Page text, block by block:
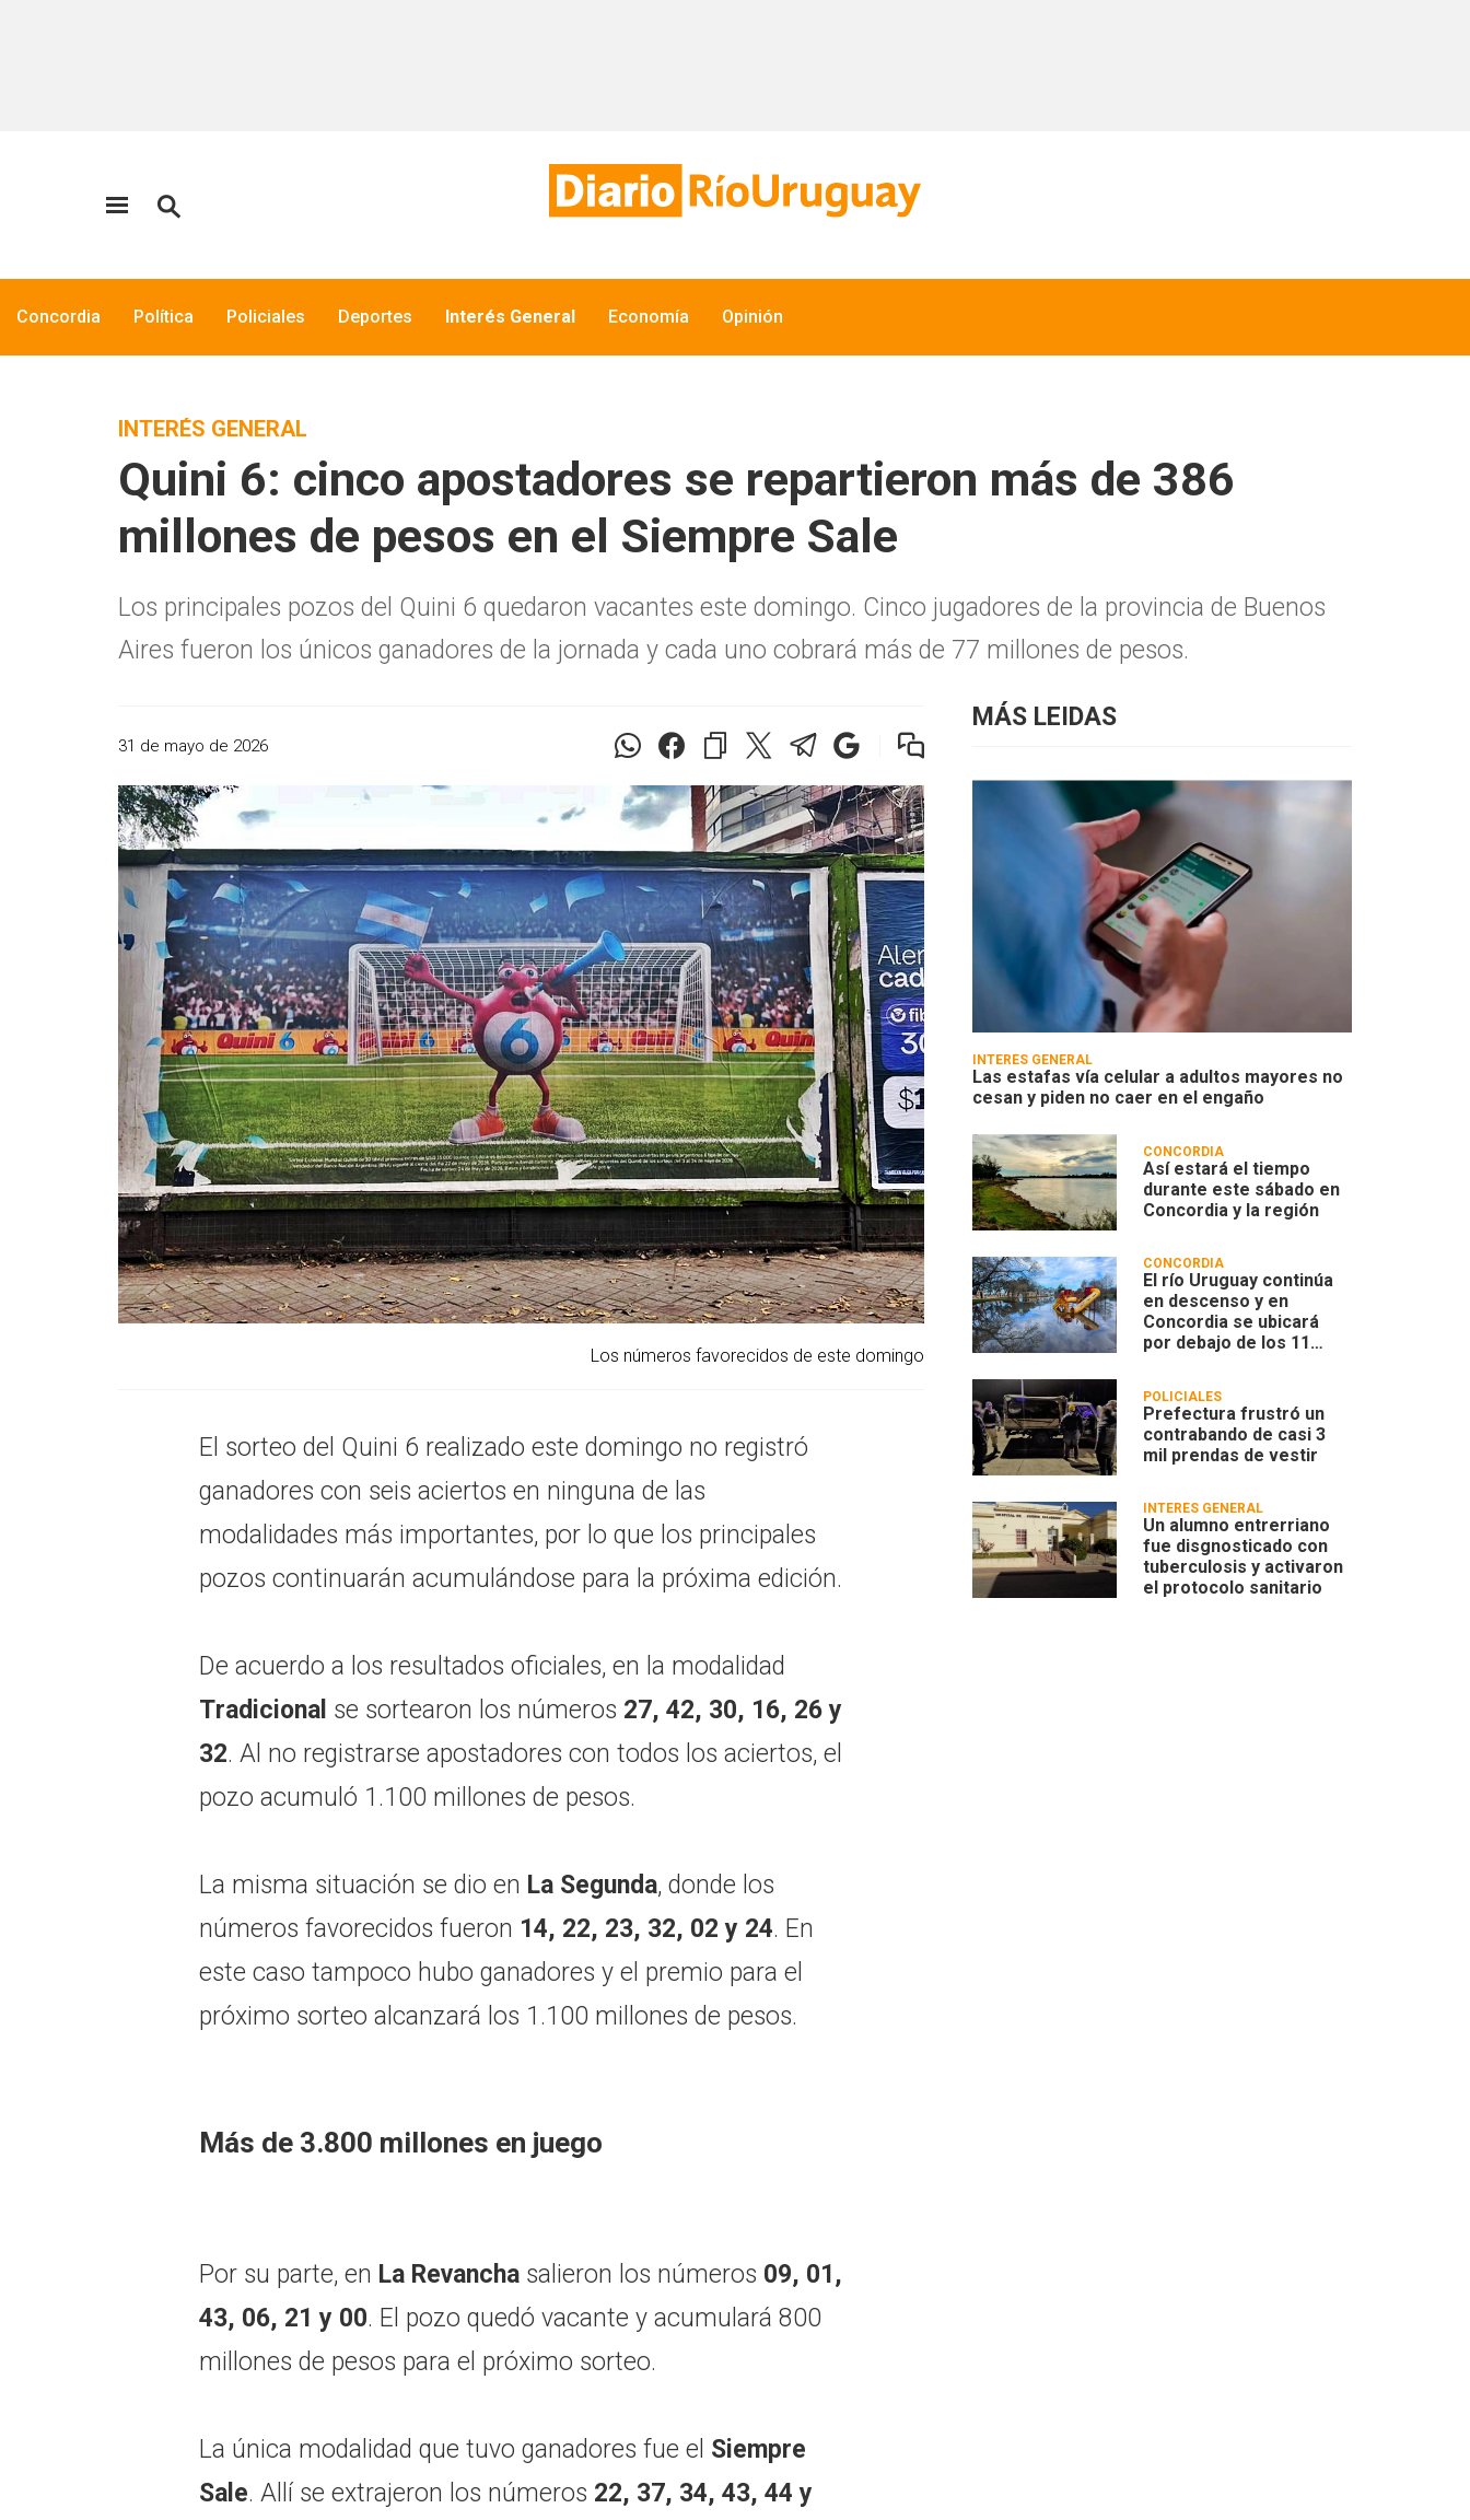
Concordia Política Policiales Deportes Interés General Economía Opinión
INTERÉS GENERAL
Quini 6: cinco apostadores se repartieron más de 386
millones de pesos en el Siempre Sale
Los principales pozos del Quini 6 quedaron vacantes este domingo. Cinco jugadores de la provincia de Buenos
Aires fueron los únicos ganadores de la jornada y cada uno cobrará más de 77 millones de pesos.
31 de mayo de 2026
Los números favorecidos de este domingo
El sorteo del Quini 6 realizado este domingo no registró
ganadores con seis aciertos en ninguna de las
modalidades más importantes, por lo que los principales
pozos continuarán acumulándose para la próxima edición.
De acuerdo a los resultados oficiales, en la modalidad
Tradicional se sortearon los números 27, 42, 30, 16, 26 y
32. Al no registrarse apostadores con todos los aciertos, el
pozo acumuló 1.100 millones de pesos.
La misma situación se dio en La Segunda, donde los
números favorecidos fueron 14, 22, 23, 32, 02 y 24. En
este caso tampoco hubo ganadores y el premio para el
próximo sorteo alcanzará los 1.100 millones de pesos.
Más de 3.800 millones en juego
Por su parte, en La Revancha salieron los números 09, 01,
43, 06, 21 y 00. El pozo quedó vacante y acumulará 800
millones de pesos para el próximo sorteo.
La única modalidad que tuvo ganadores fue el Siempre
Sale. Allí se extrajeron los números 22, 37, 34, 43, 44 y
MÁS LEIDAS
INTERÉS GENERAL
Las estafas vía celular a adultos mayores no
cesan y piden no caer en el engaño
CONCORDIA
Así estará el tiempo
durante este sábado en
Concordia y la región
CONCORDIA
El río Uruguay continúa
en descenso y en
Concordia se ubicará
por debajo de los 11
POLICIALES
Prefectura frustró un
contrabando de casi 3
mil prendas de vestir
INTERÉS GENERAL
Un alumno entrerriano
fue disgnosticado con
tuberculosis y activaron
el protocolo sanitario